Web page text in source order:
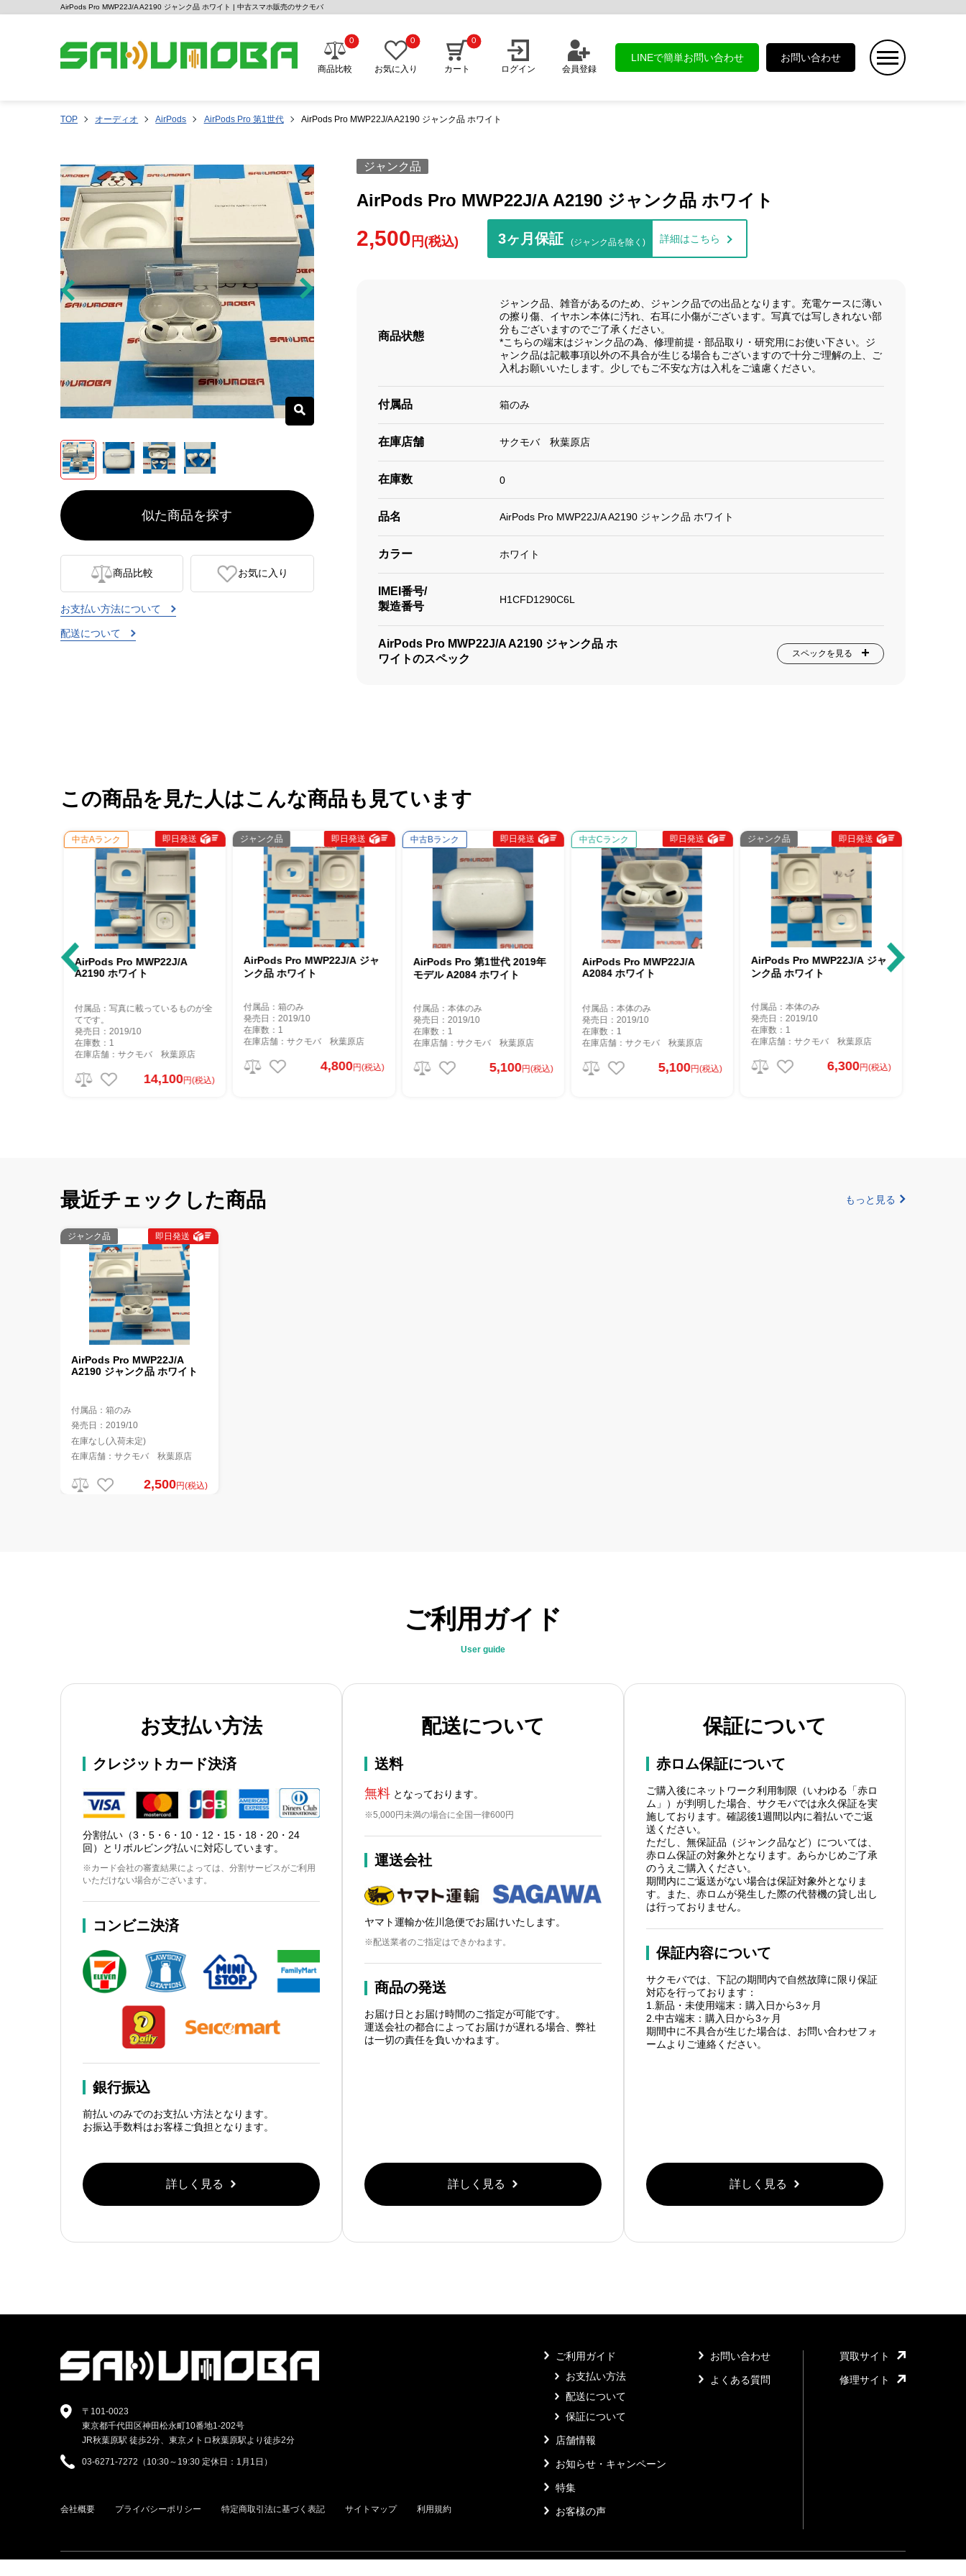
AirPods Pro MWP22J/A A2190 ジャンク品 ホワイト | 中古スマホ販売のサクモバ
商品比較
0
お気に入り
0
カート
0
ログイン 会員登録
LINEで簡単お問い合わせ お問い合わせ
TOP オーディオ AirPods AirPods Pro 第1世代 AirPods Pro MWP22J/A A2190 ジャンク品 ホワイト
似た商品を探す
商品比較 お気に入り
お支払い方法について
配送について
ジャンク品
AirPods Pro MWP22J/A A2190 ジャンク品 ホワイト
2,500 円(税込) 3ヶ月保証 (ジャンク品を除く) 詳細はこちら
商品状態
ジャンク品、雑音があるのため、ジャンク品での出品となります。充電ケースに薄い
の擦り傷、イヤホン本体に汚れ、右耳に小傷がございます。写真では写しきれない部
分もございますのでご了承ください。
*こちらの端末はジャンク品の為、修理前提・部品取り・研究用にお使い下さい。ジ
ャンク品は記載事項以外の不具合が生じる場合もございますので十分ご理解の上、ご
入札お願いいたします。少しでもご不安な方は入札をご遠慮ください。
付属品 箱のみ
在庫店舗 サクモバ 秋葉原店
在庫数 0
品名 AirPods Pro MWP22J/A A2190 ジャンク品 ホワイト
カラー ホワイト
IMEI番号/
製造番号
H1CFD1290C6L
AirPods Pro MWP22J/A A2190 ジャンク品 ホ
ワイトのスペック
スペックを見る
この商品を見た人はこんな商品も見ています
中古Aランク 即日発送
AirPods Pro MWP22J/A
A2190 ホワイト
付属品：写真に載っているものが全
てです。
発売日：2019/10
在庫数：1
在庫店舗：サクモバ 秋葉原店
14,100円(税込)
ジャンク品 即日発送
AirPods Pro MWP22J/A ジャ
ンク品 ホワイト
付属品：箱のみ
発売日：2019/10
在庫数：1
在庫店舗：サクモバ 秋葉原店
4,800円(税込)
中古Bランク 即日発送
AirPods Pro 第1世代 2019年
モデル A2084 ホワイト
付属品：本体のみ
発売日：2019/10
在庫数：1
在庫店舗：サクモバ 秋葉原店
5,100円(税込)
中古Cランク 即日発送
AirPods Pro MWP22J/A
A2084 ホワイト
付属品：本体のみ
発売日：2019/10
在庫数：1
在庫店舗：サクモバ 秋葉原店
5,100円(税込)
ジャンク品 即日発送
AirPods Pro MWP22J/A ジャ
ンク品 ホワイト
付属品：本体のみ
発売日：2019/10
在庫数：1
在庫店舗：サクモバ 秋葉原店
6,300円(税込)
最近チェックした商品 もっと見る
ジャンク品 即日発送
AirPods Pro MWP22J/A
A2190 ジャンク品 ホワイト
付属品：箱のみ
発売日：2019/10
在庫なし(入荷未定)
在庫店舗：サクモバ 秋葉原店
2,500円(税込)
ご利用ガイド
User guide
お支払い方法
クレジットカード決済
分割払い（3・5・6・10・12・15・18・20・24
回）とリボルビング払いに対応しています。
※カード会社の審査結果によっては、分割サービスがご利用
いただけない場合がございます。
コンビニ決済
銀行振込
前払いのみでのお支払い方法となります。
お振込手数料はお客様ご負担となります。
詳しく見る
配送について
送料
無料となっております。
※5,000円未満の場合に全国一律600円
運送会社
ヤマト運輸か佐川急便でお届けいたします。
※配送業者のご指定はできかねます。
商品の発送
お届け日とお届け時間のご指定が可能です。
運送会社の都合によってお届けが遅れる場合、弊社
は一切の責任を負いかねます。
詳しく見る
保証について
赤ロム保証について
ご購入後にネットワーク利用制限（いわゆる「赤ロ
ム」）が判明した場合、サクモバでは永久保証を実
施しております。確認後1週間以内に着払いでご返
送ください。
ただし、無保証品（ジャンク品など）については、
赤ロム保証の対象外となります。あらかじめご了承
のうえご購入ください。
期間内にご返送がない場合は保証対象外となりま
す。また、赤ロムが発生した際の代替機の貸し出し
は行っておりません。
保証内容について
サクモバでは、下記の期間内で自然故障に限り保証
対応を行っております：
1.新品・未使用端末：購入日から3ヶ月
2.中古端末：購入日から3ヶ月
期間中に不具合が生じた場合は、お問い合わせフォ
ームよりご連絡ください。
詳しく見る
〒101-0023
東京都千代田区神田松永町10番地1-202号
JR秋葉原駅 徒歩2分、東京メトロ秋葉原駅より徒歩2分
03-6271-7272（10:30～19:30 定休日：1月1日）
会社概要 プライバシーポリシー 特定商取引法に基づく表記 サイトマップ 利用規約
ご利用ガイド
お支払い方法
配送について
保証について
店舗情報
お知らせ・キャンペーン
特集
お客様の声
お問い合わせ
よくある質問
買取サイト
修理サイト